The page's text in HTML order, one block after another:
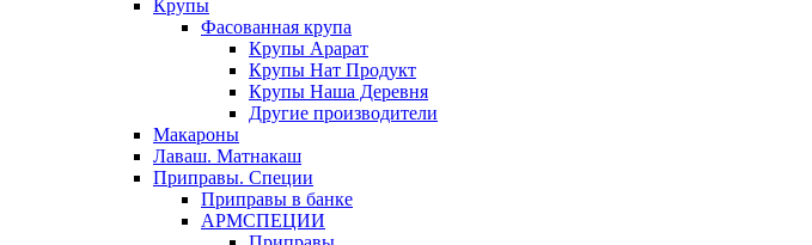
Крупы
Фасованная крупа
Крупы Арарат
Крупы Нат Продукт
Крупы Наша Деревня
Другие производители
Макароны
Лаваш. Матнакаш
Приправы. Специи
Приправы в банке
АРМСПЕЦИИ